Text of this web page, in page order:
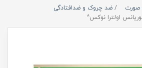
صورت
ضد چروک و ضدافتادگی
اولترا نوکس^